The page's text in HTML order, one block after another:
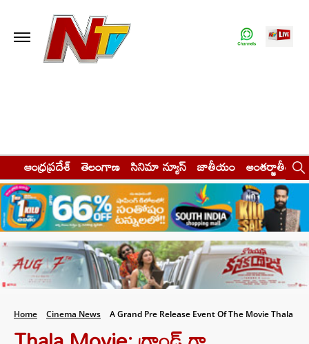
ఆంధ్రప్రదేశ్ తెలంగాణ సినిమా న్యూస్ జాతీయం అంతర్జాతీయం
Home Cinema News A Grand Pre Release Event Of The Movie Thala